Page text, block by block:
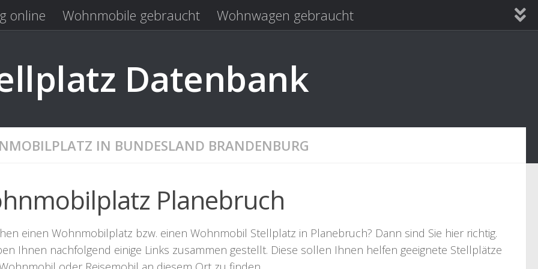
online Wohnmobile gebraucht
Wohnwagen gebraucht
Datenbank
IN BUNDESLAND BRANDENBURG
Planebruch
einen Wohnmobilplatz bzw. einen Wohnmobil Stellplatz in Planebruch? Dann sind Sie hier richtig.
Ihnen nachfolgend einige Links zusammen gestellt. Diese sollen Ihnen helfen geeignete Stellplätze